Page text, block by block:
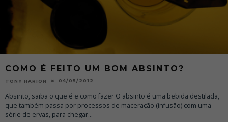
COMO É FEITO UM BOM ABSINTO?
TONY HARION 04/05/2012
Absinto, saiba o que é e como fazer O absinto é uma bebida destilada,
que também passa por processos de maceração (infusão) com uma
série de ervas, para chegar...